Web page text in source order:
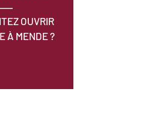
OUVRIR
À MENDE ?